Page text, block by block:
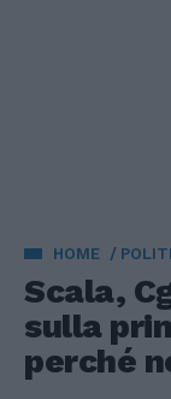
HOME
Scala,
sulla
perché